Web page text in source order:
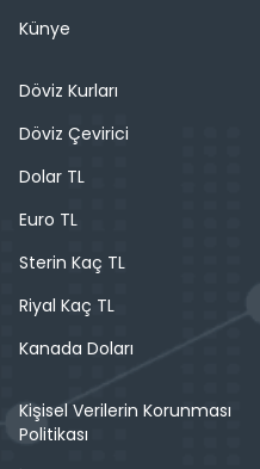
Künye
Döviz Kurları
Döviz Çevirici
Dolar TL
Euro TL
Sterin Kaç TL
Riyal Kaç TL
Kanada Doları
Kişisel Verilerin Korunması
Politikası